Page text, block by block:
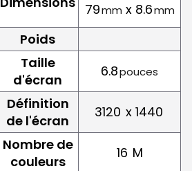
79mm x 8.6mm
Poids
Taille
d'écran
6.8pouces
Définition
de l'écran
3120 x 1440
Nombre de
couleurs
16 M